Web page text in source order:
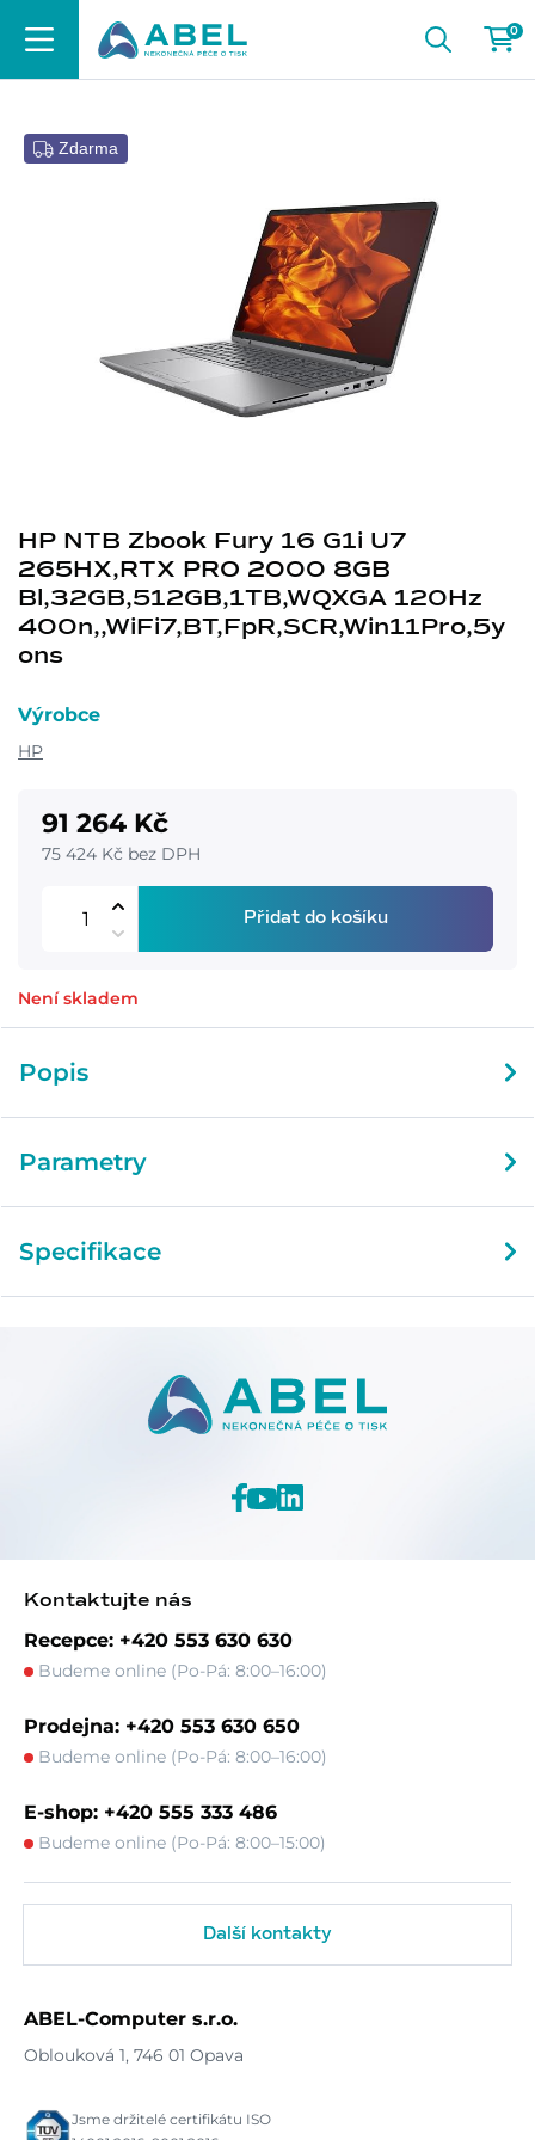
0
Zdarma
HP NTB Zbook Fury 16 G1i U7
265HX,RTX PRO 2000 8GB
Bl,32GB,512GB,1TB,WQXGA 120Hz
400n,,WiFi7,BT,FpR,SCR,Win11Pro,5y
ons
Výrobce
HP
91 264 Kč
75 424 Kč bez DPH
Přidat do košíku
Není skladem
Popis
Parametry
Specifikace
Kontaktujte nás
Recepce: +420 553 630 630
Budeme online (Po-Pá: 8:00–16:00)
Prodejna: +420 553 630 650
Budeme online (Po-Pá: 8:00–16:00)
E-shop: +420 555 333 486
Budeme online (Po-Pá: 8:00–15:00)
Další kontakty
ABEL-Computer s.r.o.
Oblouková 1, 746 01 Opava
Jsme držitelé certifikátu ISO